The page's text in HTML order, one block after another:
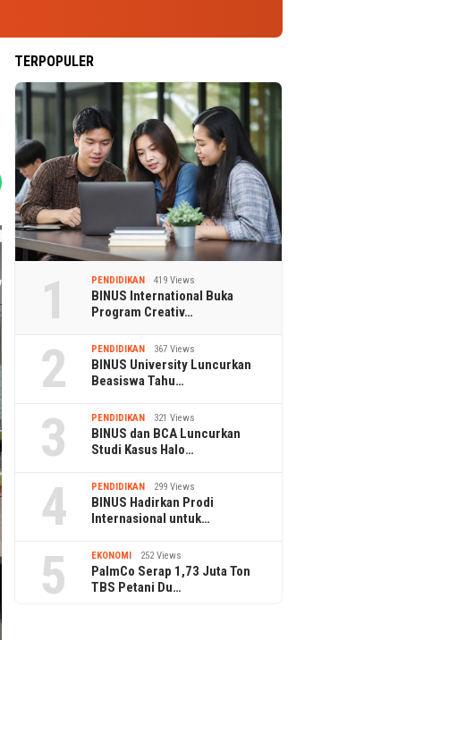
TERPOPULER
1 PENDIDIKAN 419 Views
BINUS International Buka
Program Creativ…
2 PENDIDIKAN 367 Views
BINUS University Luncurkan
Beasiswa Tahu…
3 PENDIDIKAN 321 Views
BINUS dan BCA Luncurkan
Studi Kasus Halo…
4 PENDIDIKAN 299 Views
BINUS Hadirkan Prodi
Internasional untuk…
5 EKONOMI 252 Views
PalmCo Serap 1,73 Juta Ton
TBS Petani Du…